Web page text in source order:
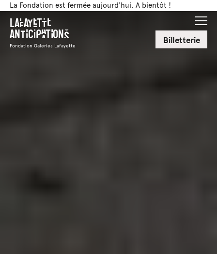
La Fondation est fermée aujourd'hui. A bientôt !
Lafayette
Anticipations
Fondation Galeries Lafayette Billetterie